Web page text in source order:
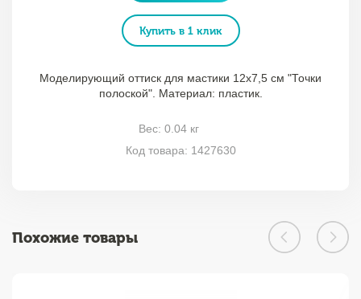
Купить в 1 клик
Моделирующий оттиск для мастики 12х7,5 см "Точки
полоской". Материал: пластик.
Вес: 0.04 кг
Код товара: 1427630
Похожие товары